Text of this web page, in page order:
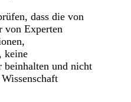
dass die von
von Experten
keine
beinhalten und nicht